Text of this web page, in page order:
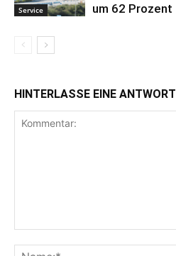
Service
um 62 Prozent
HINTERLASSE EINE ANTWORT